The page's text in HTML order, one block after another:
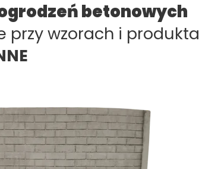
betonowych
przy wzorach i